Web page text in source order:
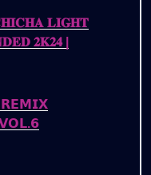
𝐋𝐈𝐆𝐇𝐓
𝟐𝐊𝟐𝟒 |